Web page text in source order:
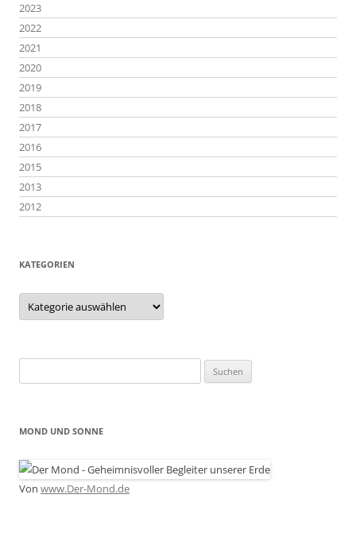
2023
2022
2021
2020
2019
2018
2017
2016
2015
2013
2012
KATEGORIEN
Kategorien
nach:
MOND UND SONNE
Von www.Der-Mond.de